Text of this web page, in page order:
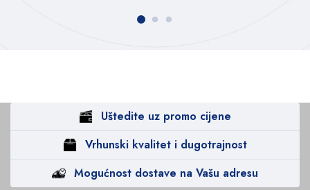
Uštedite uz promo cijene
Vrhunski kvalitet i dugotrajnost
Mogućnost dostave na Vašu adresu